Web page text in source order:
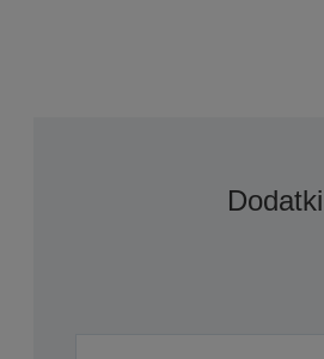
Dodatki